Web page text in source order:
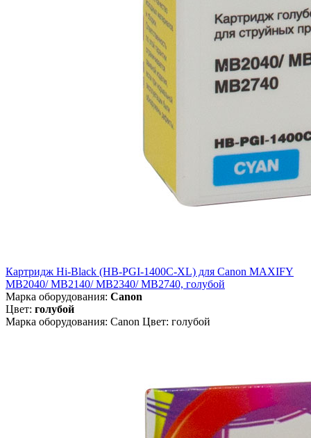
Картридж Hi-Black (HB-PGI-1400C-XL) для Canon MAXIFY
MB2040/ MB2140/ MB2340/ MB2740, голубой
Марка оборудования: Canon
Цвет: голубой
Марка оборудования: Canon Цвет: голубой